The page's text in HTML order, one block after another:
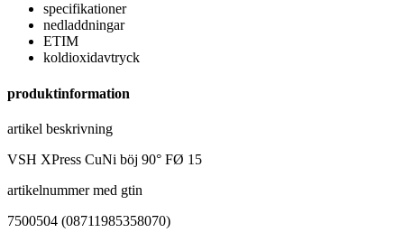
specifikationer
nedladdningar
ETIM
koldioxidavtryck
produktinformation
artikel beskrivning
VSH XPress CuNi böj 90° FØ 15
artikelnummer med gtin
7500504 (08711985358070)